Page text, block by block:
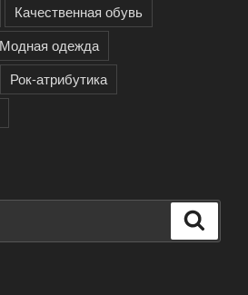
Качественная обувь
Модная одежда
Рок-атрибутика